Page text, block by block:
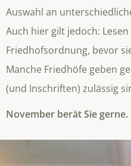
Auswahl an
Auch hier gilt jedoch:
Friedhofsordnung, bevor
Manche Friedhöfe geben
(und Inschriften) zulässig
November berät Sie gerne.